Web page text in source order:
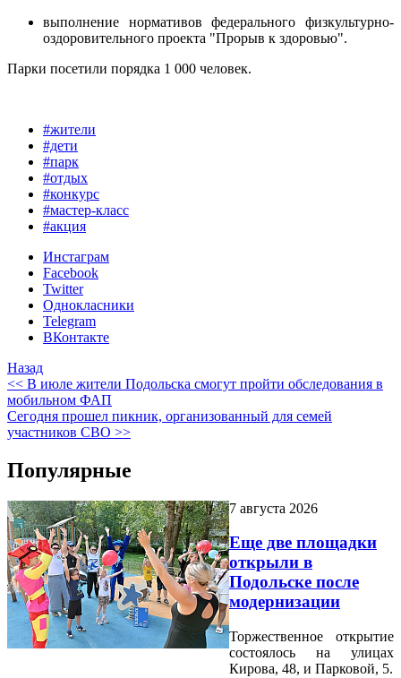
выполнение нормативов федерального физкультурно-
оздоровительного проекта "Прорыв к здоровью".
Парки посетили порядка 1 000 человек.
#жители
#дети
#парк
#отдых
#конкурс
#мастер-класс
#акция
Инстаграм
Facebook
Twitter
Однокласники
Telegram
ВКонтакте
Назад
<< В июле жители Подольска смогут пройти обследования в
мобильном ФАП
Сегодня прошел пикник, организованный для семей
участников СВО >>
Популярные
7 августа 2026
Еще две площадки
открыли в
Подольске после
модернизации
Торжественное открытие
состоялось на улицах
Кирова, 48, и Парковой, 5.